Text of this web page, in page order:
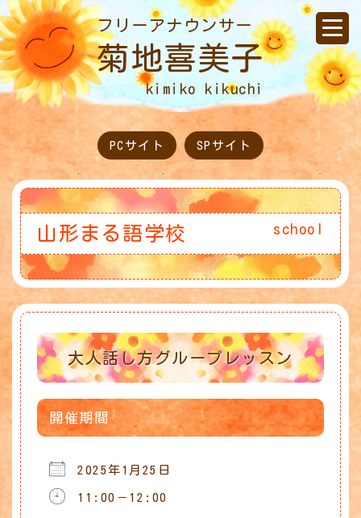
フリーアナウンサー
菊地喜美子
kimiko kikuchi
PCサイト SPサイト
山形まる語学校 school
大人話し方グループレッスン
開催期間
2025年1月25日
11:00－12:00